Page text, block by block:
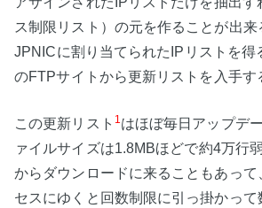
ス制限リスト）の元を作ることが出
JPNICに割り当てられたIPリストを得
のFTPサイトから更新リストを入手す
この更新リスト 1 はほぼ毎日アップデ
ァイルサイズは1.8MBほどで約4万行
からダウンロードに来ることもあって
セスにゆくと回数制限に引っ掛かって